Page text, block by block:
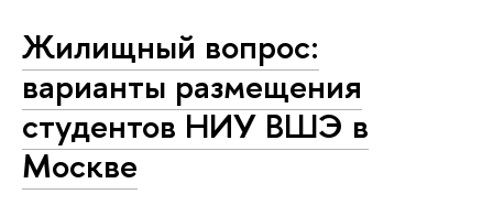
Жилищный вопрос:
варианты размещения
студентов НИУ ВШЭ в
Москве